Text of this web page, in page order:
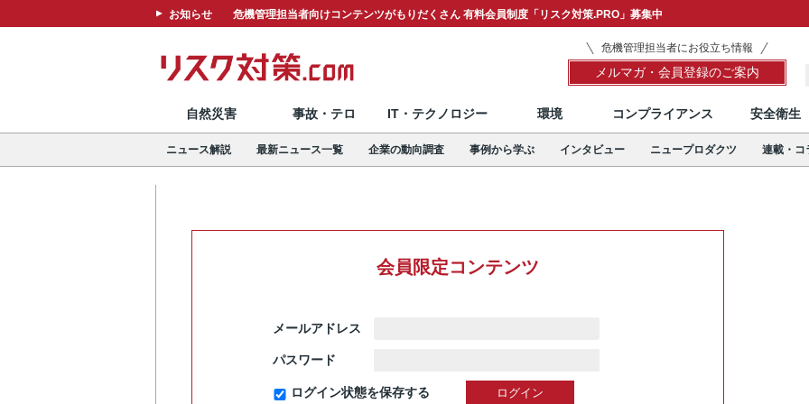
お知らせ 危機管理担当者向けコンテンツがもりだくさん 有料会員制度「リスク対策.PRO」募集中
危機管理担当者にお役立ち情報
メルマガ・会員登録のご案内
自然災害 事故・テロ IT・テクノロジー 環境 コンプライアンス 安全衛生
ニュース解説 最新ニュース一覧 企業の動向調査 事例から学ぶ インタビュー ニュープロダクツ 連載・コ
会員限定コンテンツ
メールアドレス
パスワード
ログイン状態を保存する